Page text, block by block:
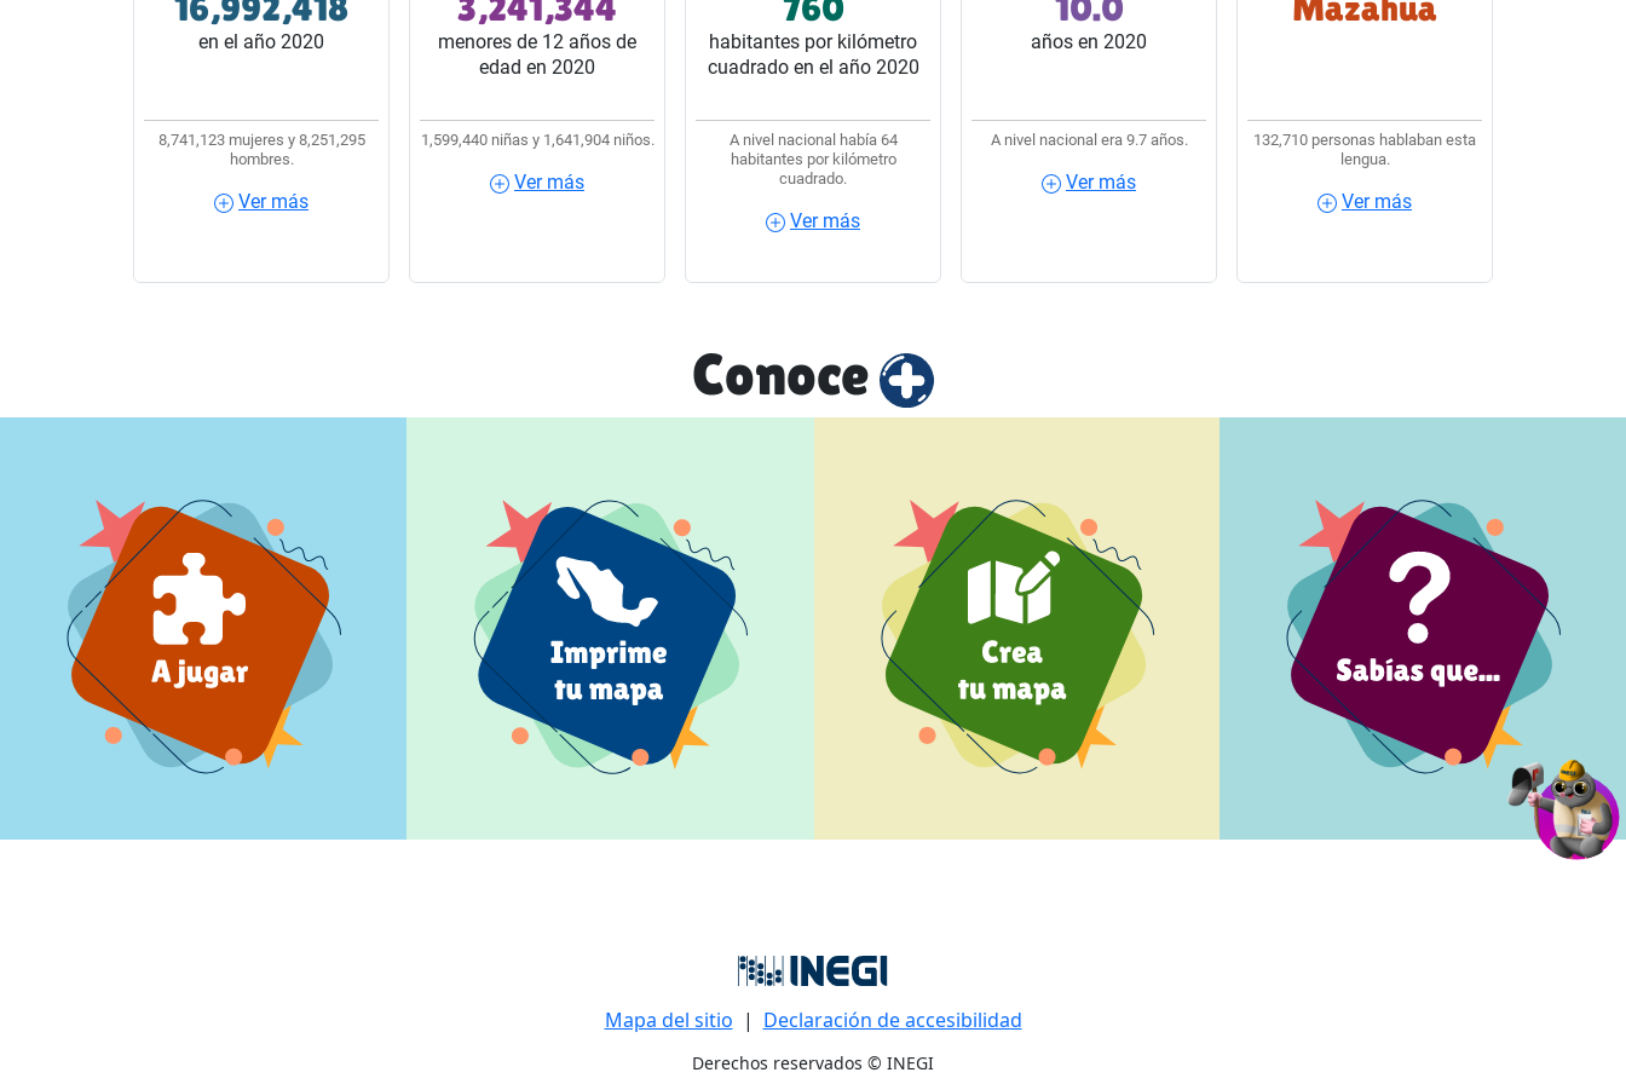
en el año 2020
8,741,123 mujeres y 8,251,295
hombres.
Ver más
32 estados del país.
Ver más
menores de 12 años de
edad en 2020
1,599,440 niñas y 1,641,904 niños.
Ver más
10 habitantes del estado.
habitantes por kilómetro
cuadrado en el año 2020
A nivel nacional había 64
habitantes por kilómetro
cuadrado.
Ver más
32 estados del país.
años en 2020
A nivel nacional era 9.7 años.
Ver más
32 estados del país.
132,710 personas hablaban esta
lengua.
Ver más
lengua indígena usaban
Ver más
Conoce
Mapa del sitio | Declaración de accesibilidad
Derechos reservados © INEGI